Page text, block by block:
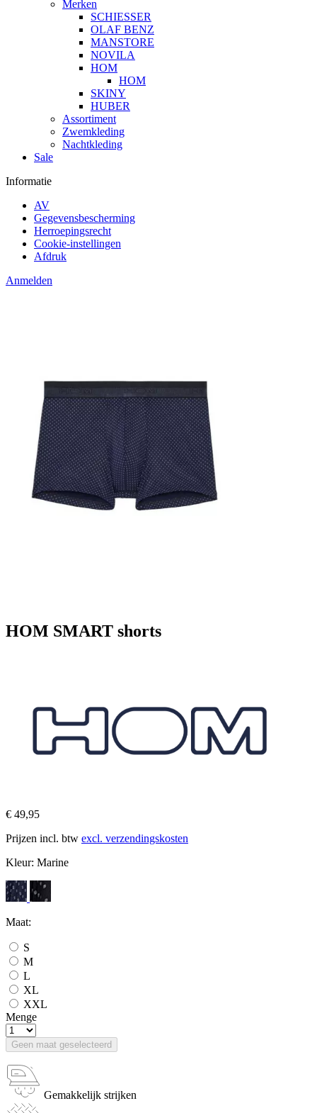
Merken
SCHIESSER
OLAF BENZ
MANSTORE
NOVILA
HOM
HOM
SKINY
HUBER
Assortiment
Zwemkleding
Nachtkleding
Sale
Informatie
AV
Gegevensbescherming
Herroepingsrecht
Cookie-instellingen
Afdruk
Anmelden
HOM SMART shorts
€ 49,95
Prijzen incl. btw excl. verzendingskosten
Kleur: Marine
Maat:
S
M
L
XL
XXL
Menge
Geen maat geselecteerd
Gemakkelijk strijken